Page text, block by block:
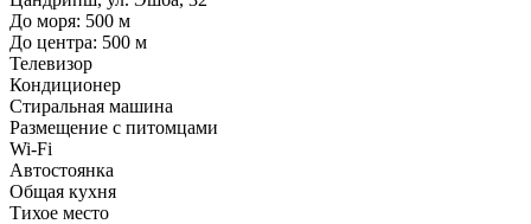
До моря: 500 м
До центра: 500 м
Телевизор
Кондиционер
Стиральная машина
Размещение с питомцами
Wi-Fi
Автостоянка
Общая кухня
Тихое место